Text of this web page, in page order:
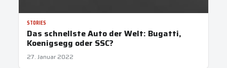
STORIES
Das schnellste Auto der Welt: Bugatti,
Koenigsegg oder SSC?
27. Januar 2022